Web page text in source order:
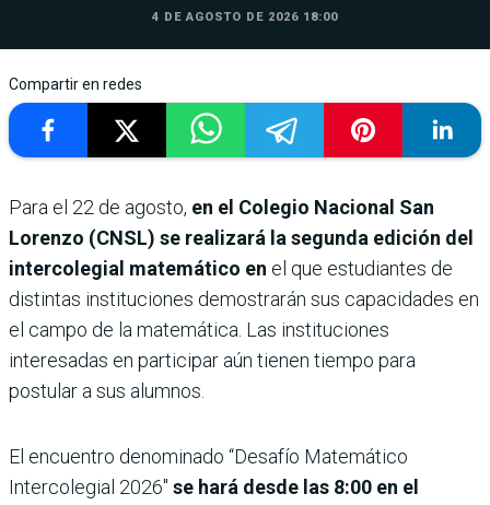
4 DE AGOSTO DE 2026 18:00
Compartir en redes
Para el 22 de agosto, en el Colegio Nacional San
Lorenzo (CNSL) se realizará la segunda edición del
intercolegial matemático en el que estudiantes de
distintas instituciones demostrarán sus capacidades en
el campo de la matemática. Las instituciones
interesadas en participar aún tienen tiempo para
postular a sus alumnos.
El encuentro denominado “Desafío Matemático
Intercolegial 2026″ se hará desde las 8:00 en el